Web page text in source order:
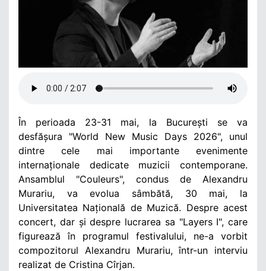
În perioada 23-31 mai, la București se va
desfășura "World New Music Days 2026", unul
dintre cele mai importante evenimente
internaționale dedicate muzicii contemporane.
Ansamblul "Couleurs", condus de Alexandru
Murariu, va evolua sâmbătă, 30 mai, la
Universitatea Națională de Muzică. Despre acest
concert, dar și despre lucrarea sa "Layers I", care
figurează în programul festivalului, ne-a vorbit
compozitorul Alexandru Murariu, într-un interviu
realizat de Cristina Cîrjan.